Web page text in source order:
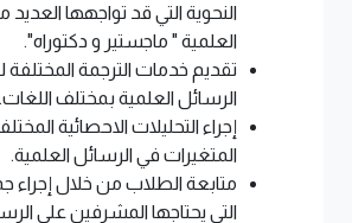
النحوية التي قد تواجهها
العلمية " ماجستير و دكتوراه".
تقديم خدمات الترجمة المختلفة
الرسائل العلمية بمختلف اللغات.
إجراء التحليلات الاحصائية
المتغيرات في الرسائل العلمية.
متابعة الطلاب من خلال إجراء
التي يحتاجها المشرفين على